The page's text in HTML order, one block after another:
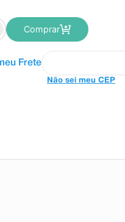
Comprar
Não sei meu CEP